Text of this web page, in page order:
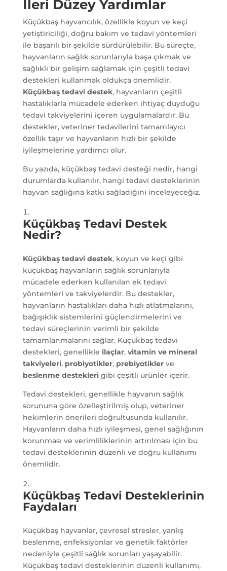
İleri Düzey Yardımlar
Küçükbaş hayvancılık, özellikle koyun ve keçi
yetiştiriciliği, doğru bakım ve tedavi yöntemleri
ile başarılı bir şekilde sürdürülebilir. Bu süreçte,
hayvanların sağlık sorunlarıyla başa çıkmak ve
sağlıklı bir gelişim sağlamak için çeşitli tedavi
destekleri kullanmak oldukça önemlidir.
Küçükbaş tedavi destek, hayvanların çeşitli
hastalıklarla mücadele ederken ihtiyaç duyduğu
tedavi takviyelerini içeren uygulamalardır. Bu
destekler, veteriner tedavilerini tamamlayıcı
özellik taşır ve hayvanların hızlı bir şekilde
iyileşmelerine yardımcı olur.
Bu yazıda, küçükbaş tedavi desteği nedir, hangi
durumlarda kullanılır, hangi tedavi desteklerinin
hayvan sağlığına katkı sağladığını inceleyeceğiz.
Küçükbaş Tedavi Destek
Nedir?
Küçükbaş tedavi destek, koyun ve keçi gibi
küçükbaş hayvanların sağlık sorunlarıyla
mücadele ederken kullanılan ek tedavi
yöntemleri ve takviyelerdir. Bu destekler,
hayvanların hastalıkları daha hızlı atlatmalarını,
bağışıklık sistemlerini güçlendirmelerini ve
tedavi süreçlerinin verimli bir şekilde
tamamlanmalarını sağlar. Küçükbaş tedavi
destekleri, genellikle ilaçlar, vitamin ve mineral
takviyeleri, probiyotikler, prebiyotiklerve
beslenme desteklerigibi çeşitli ürünler içerir.
Tedavi destekleri, genellikle hayvanın sağlık
sorununa göre özelleştirilmiş olup, veteriner
hekimlerin önerileri doğrultusunda kullanılır.
Hayvanların daha hızlı iyileşmesi, genel sağlığının
korunması ve verimliliklerinin artırılması için bu
tedavi desteklerinin düzenli ve doğru kullanımı
önemlidir.
Küçükbaş Tedavi Desteklerinin
Faydaları
Küçükbaş hayvanlar, çevresel stresler, yanlış
beslenme, enfeksiyonlar ve genetik faktörler
nedeniyle çeşitli sağlık sorunları yaşayabilir.
Küçükbaş tedavi desteklerinin düzenli kullanımı,